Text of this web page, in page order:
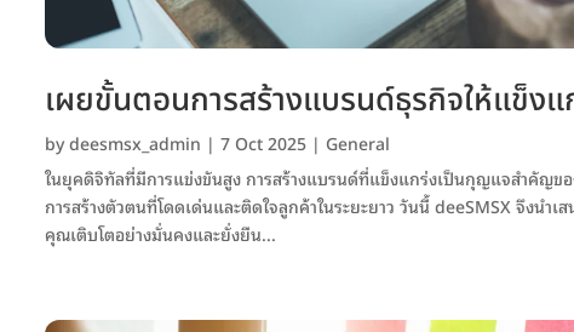
เผยขั้นตอนการสร้างแบรนด์ธุรกิจให้แข็
bydeesmsx_admin | 7 Oct 2025| General
ในยุคดิจิทัลที่มีการแข่งขันสูง การสร้างแบรนด์ที่แข็งแกร่งเป็นกุญแจสำคัญขอ
การสร้างตัวตนที่โดดเด่นและติดใจลูกค้าในระยะยาว วันนี้ deeSMSX จึงนำ
คุณเติบโตอย่างมั่นคงและยั่งยืน...